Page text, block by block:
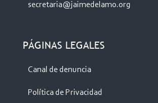
secretaria@jaimedelamo.org
PÁGINAS LEGALES
Canal de denuncia
Política de Privacidad